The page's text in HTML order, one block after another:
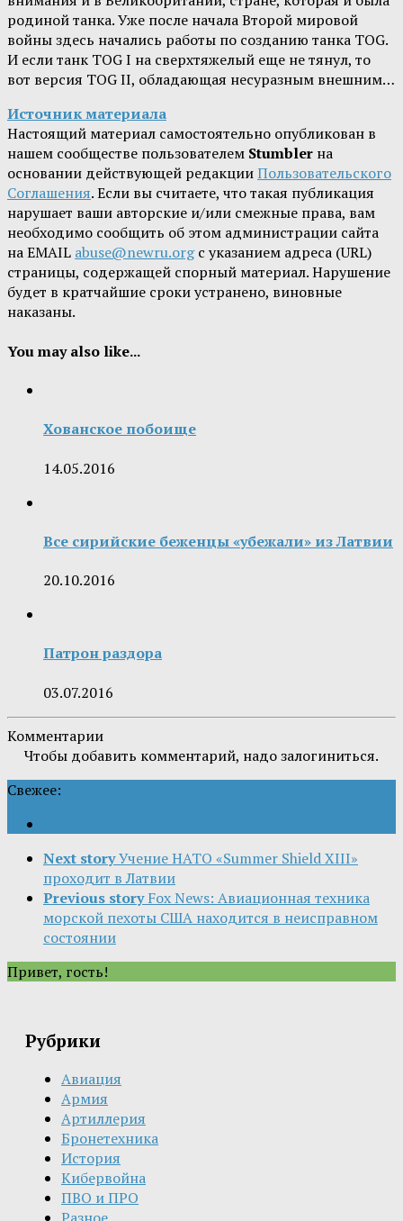
родиной танка. Уже после начала Второй мировой
войны здесь начались работы по созданию танка TOG.
И если танк TOG I на сверхтяжелый еще не тянул, то
вот версия TOG II, обладающая несуразным внешним…
Источник материала
Настоящий материал самостоятельно опубликован в
нашем сообществе пользователем Stumbler на
основании действующей редакцииПользовательского
Соглашения. Если вы считаете, что такая публикация
нарушает ваши авторские и/или смежные права, вам
необходимо сообщить об этом администрации сайта
на EMAIL abuse@newru.orgс указанием адреса (URL)
страницы, содержащей спорный материал. Нарушение
будет в кратчайшие сроки устранено, виновные
наказаны.
You may also like...
Хованское побоище
14.05.2016
Все сирийские беженцы «убежали» из Латвии
20.10.2016
Патрон раздора
03.07.2016
Комментарии
Чтобы добавить комментарий, надо залогиниться.
Свежее:
Next storyУчение НАТО «Summer Shield XIII»
проходит в Латвии
Previous story Fox News: Авиационная техника
морской пехоты США находится в неисправном
состоянии
Привет, гость!
Рубрики
Авиация
Армия
Артиллерия
Бронетехника
История
Кибервойна
ПВО и ПРО